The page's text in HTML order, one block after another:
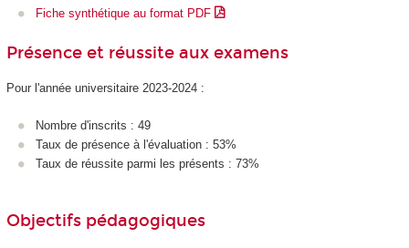
Fiche synthétique au format PDF
Présence et réussite aux examens
Pour l'année universitaire 2023-2024 :
Nombre d'inscrits : 49
Taux de présence à l'évaluation : 53%
Taux de réussite parmi les présents : 73%
Objectifs pédagogiques